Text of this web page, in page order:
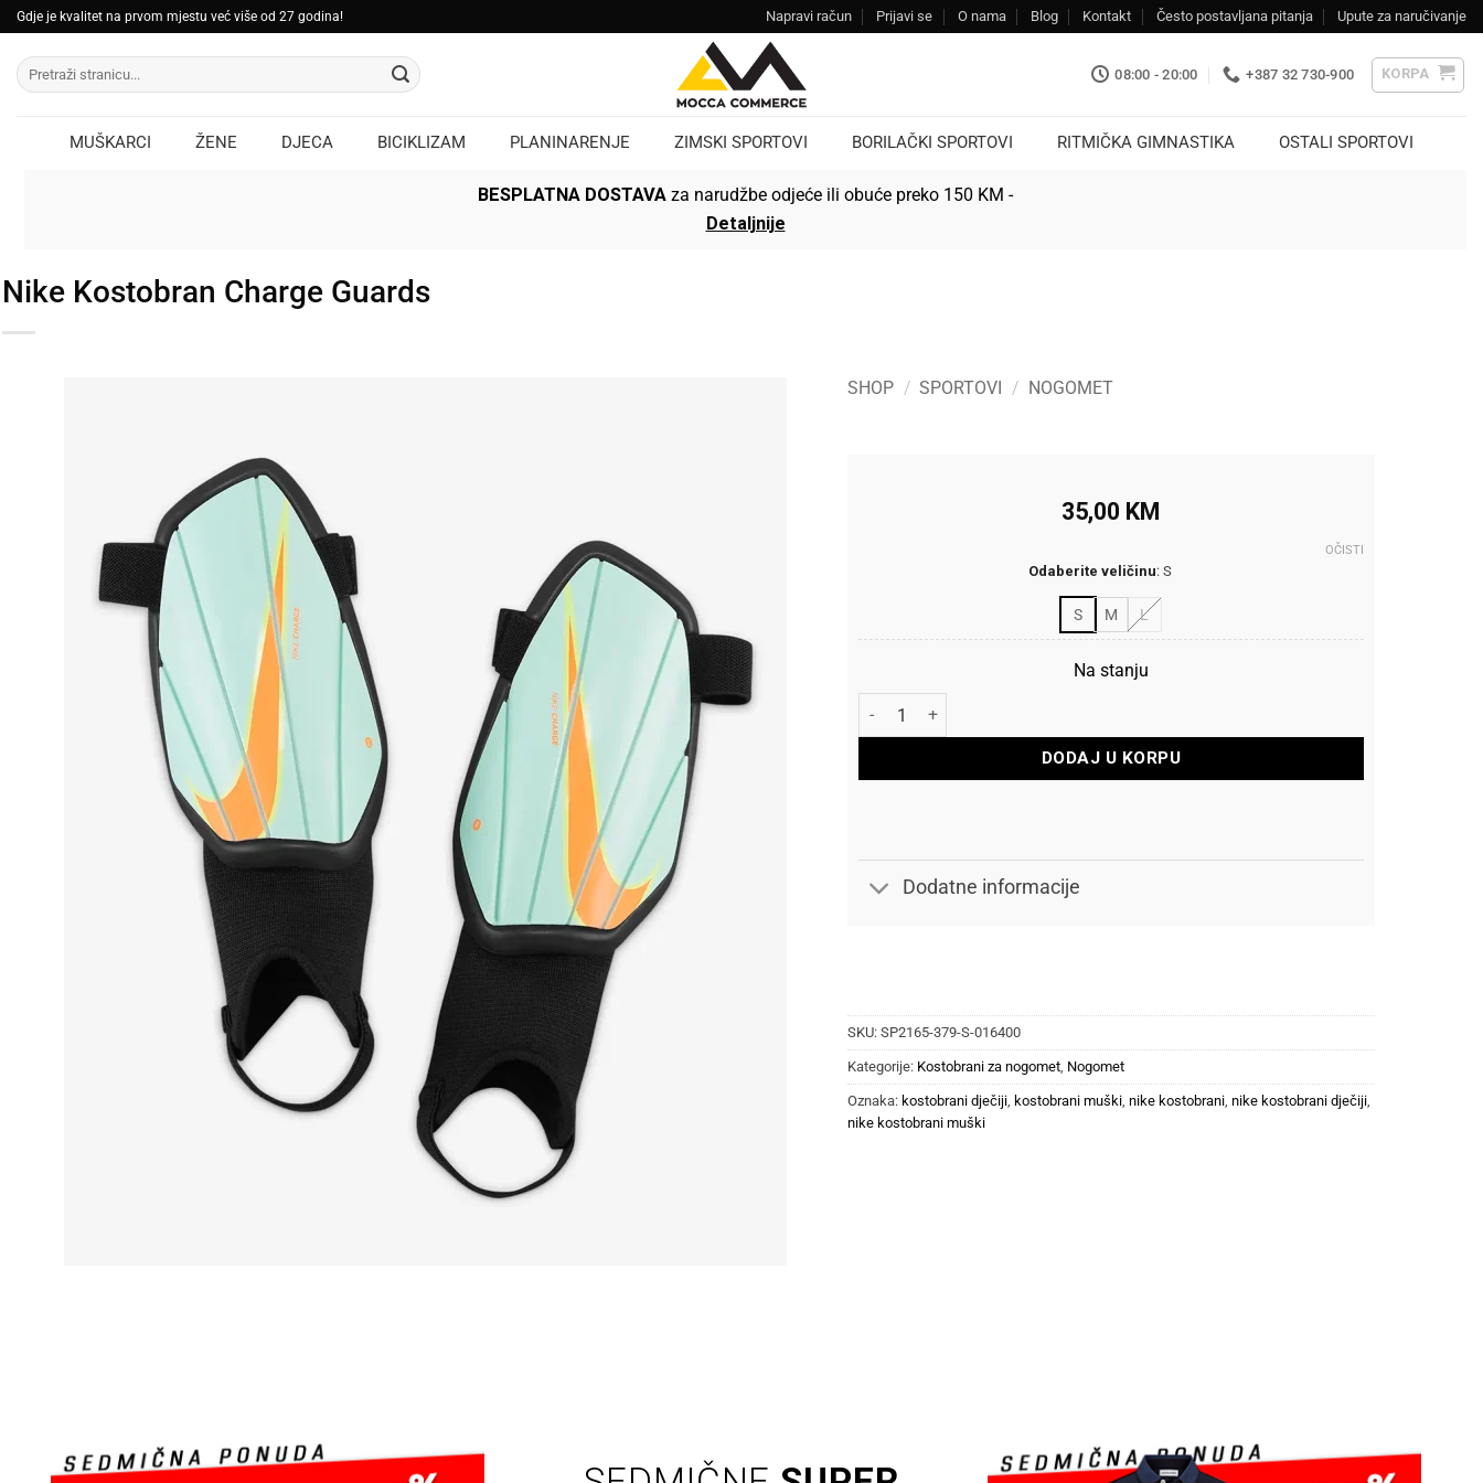
Skip
to
content
Gdje je kvalitet na prvom mjestu već više od 27 godina! Napravi račun Prijavi se O nama Blog Kontakt Često postavljana pitanja Upute za naručivanje
Pretraži:
08:00 - 20:00 +387 32 730-900 KORPA
MUŠKARCI ŽENE DJECA BICIKLIZAM PLANINARENJE ZIMSKI SPORTOVI BORILAČKI SPORTOVI RITMIČKA GIMNASTIKA OSTALI SPORTOVI
BESPLATNA DOSTAVA za narudžbe odjeće ili obuće preko 150 KM -
Detaljnije
Nike Kostobran Charge Guards
SHOP / SPORTOVI / NOGOMET
35,00 KM
Odaberite veličinu: S
S M L
OČISTI
Na stanju
Nike Kostobran Charge Guards količina
DODAJ U KORPU
Dodatne informacije
SKU: SP2165-379-S-016400
Kategorije: Kostobrani za nogomet, Nogomet
Oznaka: kostobrani dječiji, kostobrani muški, nike kostobrani, nike kostobrani dječiji,
nike kostobrani muški